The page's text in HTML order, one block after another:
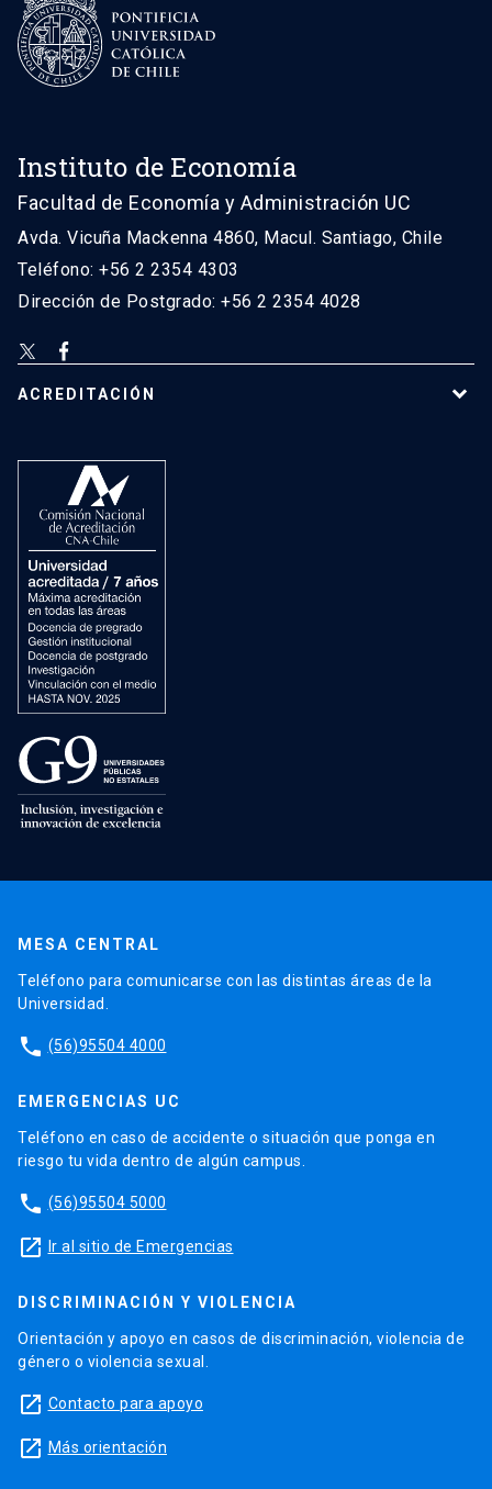
Instituto de Economía
Facultad de Economía y Administración UC
Avda. Vicuña Mackenna 4860, Macul. Santiago, Chile
Teléfono: +56 2 2354 4303
Dirección de Postgrado: +56 2 2354 4028
ACREDITACIÓN
MESA CENTRAL
Teléfono para comunicarse con las distintas áreas de la
Universidad.
phone (56)95504 4000
EMERGENCIAS UC
Teléfono en caso de accidente o situación que ponga en
riesgo tu vida dentro de algún campus.
phone (56)95504 5000
launch Ir al sitio de Emergencias
DISCRIMINACIÓN Y VIOLENCIA
Orientación y apoyo en casos de discriminación, violencia de
género o violencia sexual.
launch Contacto para apoyo
launch Más orientación